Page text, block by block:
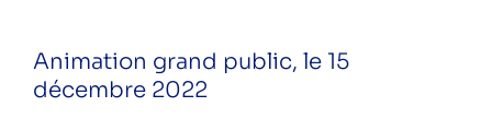
habitants – étape 2
Événement de lancement du Défi
Déclics Énergie & Eau 2022/23 !
Animation grand public, le 15
décembre 2022